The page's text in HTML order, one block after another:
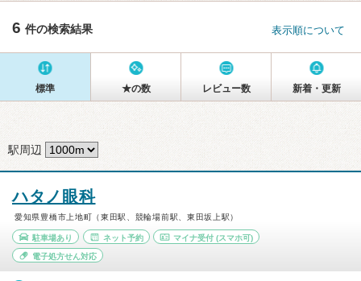
6 件の検索結果 表示順について
標準 ★の数 レビュー数 新着・更新
駅周辺
ハタノ眼科
愛知県豊橋市上地町（東田駅、競輪場前駅、東田坂上駅）
駐車場あり ネット予約 マイナ受付 (スマホ可)
電子処方せん対応